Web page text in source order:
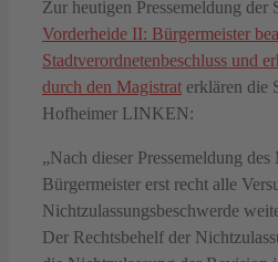
Zur heutigen Pressemeldung der
Vorderheide II: Bürgermeister
Stadtverordnetenbeschluss und
durch den Magistrat erklären die
Hofheimer LINKEN:
„Nach dieser Pressemeldung
Bürgermeister erst recht alle
Nichtzulassungsbeschwerde
Der Rechtsbehelf der